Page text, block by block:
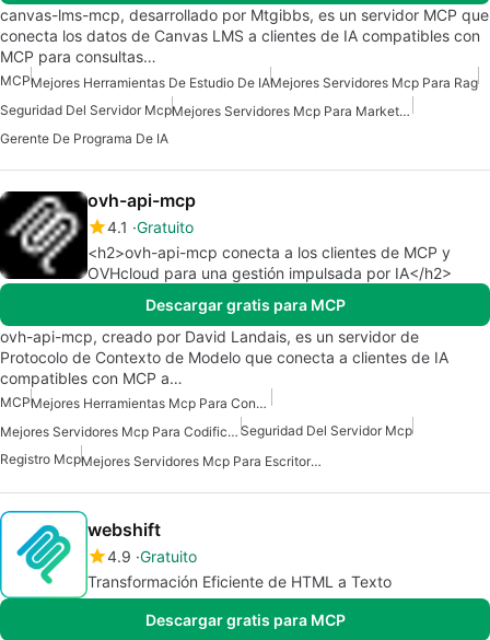
canvas-lms-mcp, desarrollado por Mtgibbs, es un servidor MCP que
conecta los datos de Canvas LMS a clientes de IA compatibles con
MCP para consultas…
MCPMejores Herramientas De Estudio De IAMejores Servidores Mcp Para Rag
Seguridad Del Servidor Mcp
Mejores Servidores Mcp Para Marketing De Ventas Comerciales
Gerente De Programa De IA
ovh-api-mcp
4.1 Gratuito
<h2>ovh-api-mcp conecta a los clientes de MCP y
OVHcloud para una gestión impulsada por IA</h2>
Descargar gratis para MCP
ovh-api-mcp, creado por David Landais, es un servidor de
Protocolo de Contexto de Modelo que conecta a clientes de IA
compatibles con MCP a…
MCP
Mejores Herramientas Mcp Para Conectarse A Datos
Mejores Servidores Mcp Para Codificación Seguridad Del Servidor Mcp
Registro Mcp
Mejores Servidores Mcp Para Escritorio Claude
webshift
4.9 Gratuito
Transformación Eficiente de HTML a Texto
Descargar gratis para MCP